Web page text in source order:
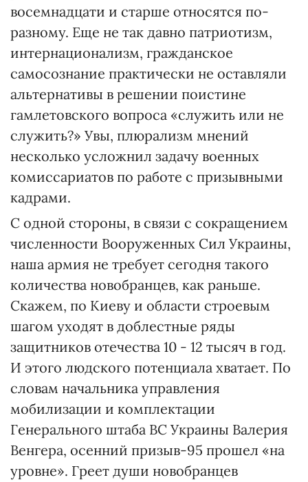
восемнадцати и старше относятся по-
разному. Еще не так давно патриотизм,
интернационализм, гражданское
самосознание практически не оставляли
альтернативы в решении поистине
гамлетовского вопроса «служить или не
служить?» Увы, плюрализм мнений
несколько усложнил задачу военных
комиссариатов по работе с призывными
кадрами.
С одной стороны, в связи с сокращением
численности Вооруженных Сил Украины,
наша армия не требует сегодня такого
количества новобранцев, как раньше.
Скажем, по Киеву и области строевым
шагом уходят в доблестные ряды
защитников отечества 10 - 12 тысяч в год.
И этого людского потенциала хватает. По
словам начальника управления
мобилизации и комплектации
Генерального штаба ВС Украины Валерия
Венгера, осенний призыв-95 прошел «на
уровне». Греет души новобранцев